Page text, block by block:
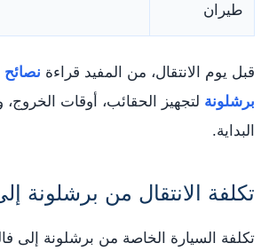
طيران
قبل يوم الانتقال، من المفيد قراءة
برشلونة لتجهيز الحقائب، أوقات الخروج،
البداية.
تكلفة الانتقال من برشلونة
تكلفة السيارة الخاصة من برشلونة إلى